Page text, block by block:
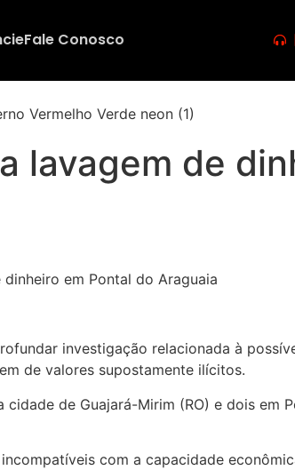
Fale Conosco
lavagem de
investigação relacionada à
de valores supostamente ilícitos.
de Guajará-Mirim (RO) e dois em
com a capacidade